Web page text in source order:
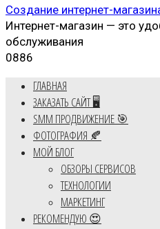
Создание интернет-
Интернет-магазин — это
обслуживания
0886
ГЛАВНАЯ
ЗАКАЗАТЬ САЙТ 🖥️
SMM ПРОДВИЖЕНИЕ 🎯
ФОТОГРАФИЯ 🍂
МОЙ БЛОГ
ОБЗОРЫ СЕРВИСОВ
ТЕХНОЛОГИИ
МАРКЕТИНГ
РЕКОМЕНДУЮ 😍